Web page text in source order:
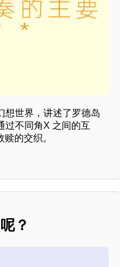
想世界，讲述了罗德岛
过不同角X 之间的互
的交织。
？